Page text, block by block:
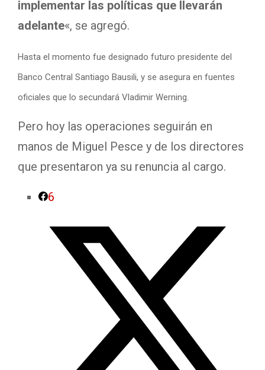
implementar las políticas que llevarán
adelante«, se agregó.
Hasta el momento fue designado futuro presidente del
Banco Central Santiago Bausili, y se asegura en fuentes
oficiales que lo secundará Vladimir Werning.
Pero hoy las operaciones seguirán en
manos de Miguel Pesce y de los directores
que presentaron ya su renuncia al cargo.
6